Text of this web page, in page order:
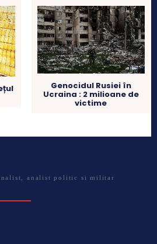
Genocidul Rusiei în
Ucraina : 2 milioane de
victime
analist politic si militar